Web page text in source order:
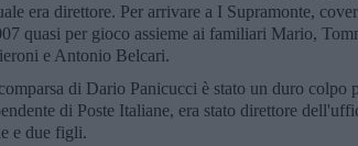
era direttore. Per arrivare a I Supramonte,
quasi per gioco assieme ai familiari Mario,
e Antonio Belcari.
di Dario Panicucci è stato un duro colpo
di Poste Italiane, era stato direttore
e due figli.